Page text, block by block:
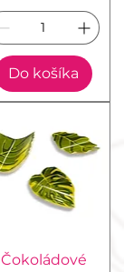
Do košíka
Čokoládové